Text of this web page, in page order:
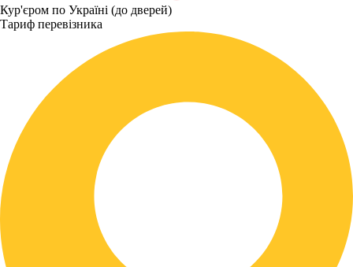
Кур'єром по Україні (до дверей)
Тариф перевізника